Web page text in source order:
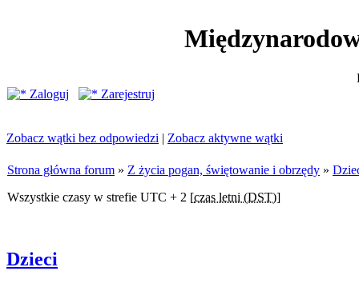
Zaloguj
Zarejestruj
Zobacz wątki bez odpowiedzi | Zobacz aktywne wątki
Strona główna forum » Z życia pogan, świętowanie i obrzędy »
Wszystkie czasy w strefie UTC + 2 [czas letni (DST)]
Dzieci